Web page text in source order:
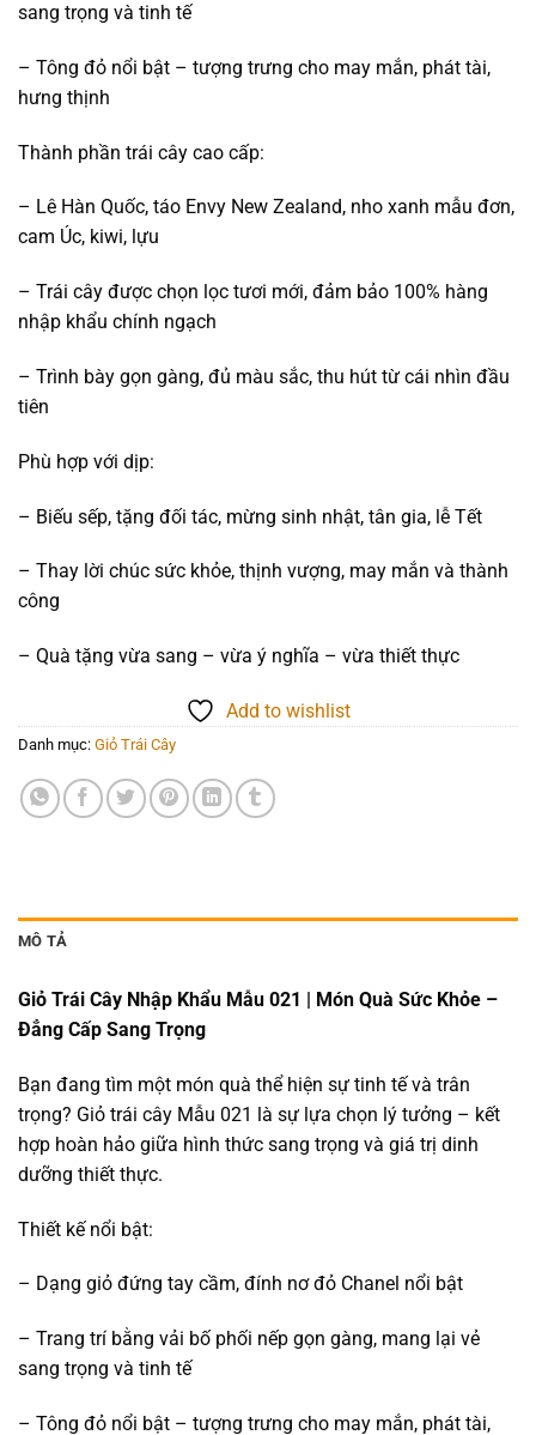
sang trọng và tinh tế
– Tông đỏ nổi bật – tượng trưng cho may mắn, phát tài,
hưng thịnh
Thành phần trái cây cao cấp:
– Lê Hàn Quốc, táo Envy New Zealand, nho xanh mẫu đơn,
cam Úc, kiwi, lựu
– Trái cây được chọn lọc tươi mới, đảm bảo 100% hàng
nhập khẩu chính ngạch
– Trình bày gọn gàng, đủ màu sắc, thu hút từ cái nhìn đầu
tiên
Phù hợp với dịp:
– Biếu sếp, tặng đối tác, mừng sinh nhật, tân gia, lễ Tết
– Thay lời chúc sức khỏe, thịnh vượng, may mắn và thành
công
– Quà tặng vừa sang – vừa ý nghĩa – vừa thiết thực
Add to wishlist
Danh mục: Giỏ Trái Cây
MÔ TẢ
Giỏ Trái Cây Nhập Khẩu Mẫu 021 | Món Quà Sức Khỏe –
Đẳng Cấp Sang Trọng
Bạn đang tìm một món quà thể hiện sự tinh tế và trân
trọng? Giỏ trái cây Mẫu 021 là sự lựa chọn lý tưởng – kết
hợp hoàn hảo giữa hình thức sang trọng và giá trị dinh
dưỡng thiết thực.
Thiết kế nổi bật:
– Dạng giỏ đứng tay cầm, đính nơ đỏ Chanel nổi bật
– Trang trí bằng vải bố phối nếp gọn gàng, mang lại vẻ
sang trọng và tinh tế
– Tông đỏ nổi bật – tượng trưng cho may mắn, phát tài,